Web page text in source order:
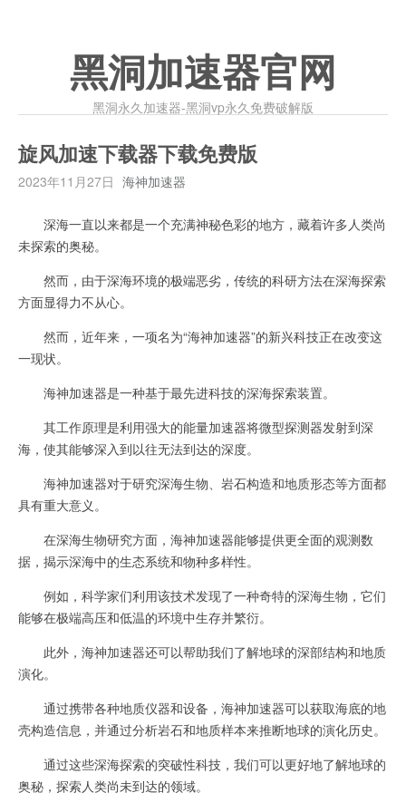
黑洞加速器官网
黑洞永久加速器-黑洞vp永久免费破解版
旋风加速下载器下载免费版
2023年11月27日 海神加速器
深海一直以来都是一个充满神秘色彩的地方，藏着许多人类尚
未探索的奥秘。
然而，由于深海环境的极端恶劣，传统的科研方法在深海探索
方面显得力不从心。
然而，近年来，一项名为“海神加速器”的新兴科技正在改变这
一现状。
海神加速器是一种基于最先进科技的深海探索装置。
其工作原理是利用强大的能量加速器将微型探测器发射到深
海，使其能够深入到以往无法到达的深度。
海神加速器对于研究深海生物、岩石构造和地质形态等方面都
具有重大意义。
在深海生物研究方面，海神加速器能够提供更全面的观测数
据，揭示深海中的生态系统和物种多样性。
例如，科学家们利用该技术发现了一种奇特的深海生物，它们
能够在极端高压和低温的环境中生存并繁衍。
此外，海神加速器还可以帮助我们了解地球的深部结构和地质
演化。
通过携带各种地质仪器和设备，海神加速器可以获取海底的地
壳构造信息，并通过分析岩石和地质样本来推断地球的演化历史。
通过这些深海探索的突破性科技，我们可以更好地了解地球的
奥秘，探索人类尚未到达的领域。